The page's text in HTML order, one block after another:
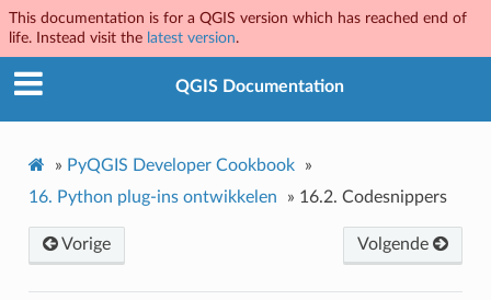
This documentation is for a QGIS version which has reached end of
life. Instead visit the latest version.
QGIS Documentation
» PyQGIS Developer Cookbook
»
16. Python plug-ins ontwikkelen » 16.2. Codesnippers
Vorige Volgende